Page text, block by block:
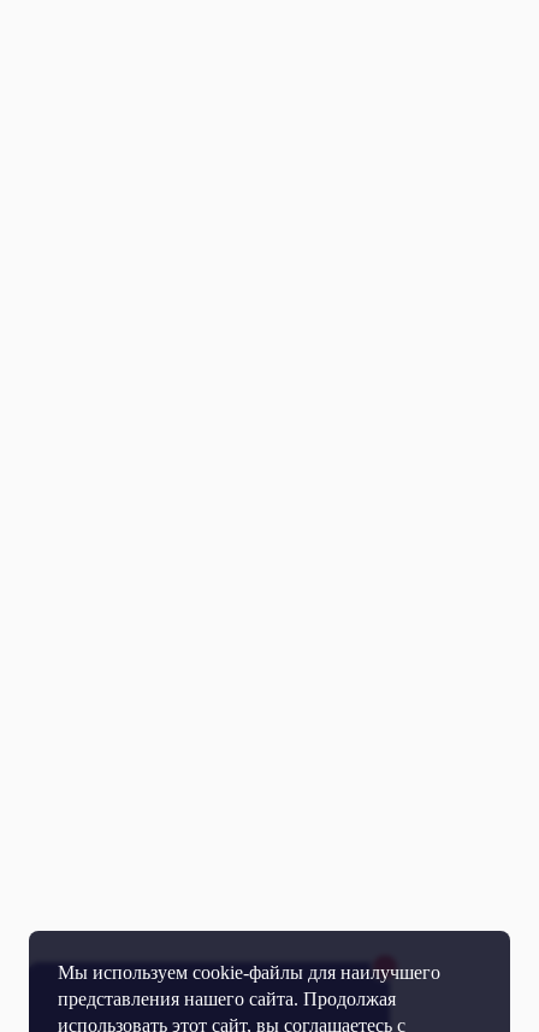
Мы используем cookie-файлы для наилучшего
представления нашего сайта. Продолжая
использовать этот сайт, вы соглашаетесь с